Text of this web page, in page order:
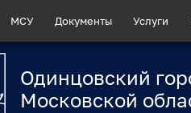
МСУ Документы Услуги
Одинцовский
Московской